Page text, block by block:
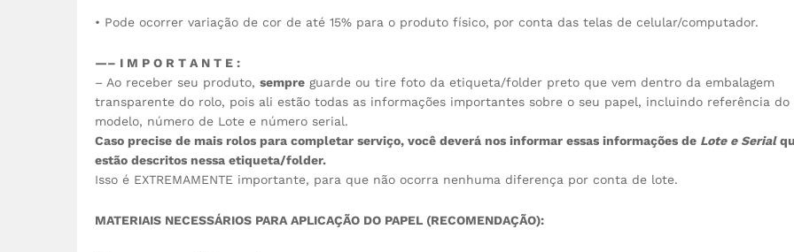
• Pode ocorrer variação de cor de até 15% para o produto físico, por conta das telas de celular/computador.
—– I M P O R T A N T E :
– Ao receber seu produto, sempre guarde ou tire foto da etiqueta/folder preto que vem dentro da embalagem
transparente do rolo, pois ali estão todas as informações importantes sobre o seu papel, incluindo referência do
modelo, número de Lote e número serial.
Caso precise de mais rolos para completar serviço, você deverá nos informar essas informações de Lote e Serial
estão descritos nessa etiqueta/folder.
Isso é EXTREMAMENTE importante, para que não ocorra nenhuma diferença por conta de lote.
MATERIAIS NECESSÁRIOS PARA APLICAÇÃO DO PAPEL (RECOMENDAÇÃO):